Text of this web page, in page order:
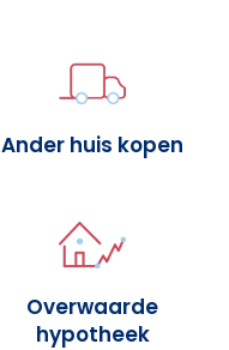
Ander huis kopen
Overwaarde
hypotheek